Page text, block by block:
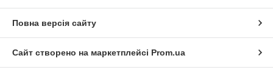
Повна версія сайту
Сайт створено на маркетплейсі Prom.ua